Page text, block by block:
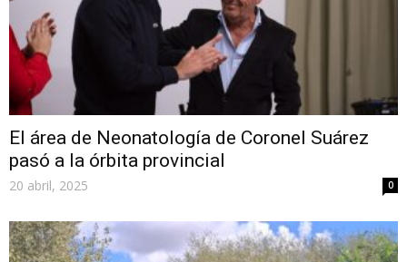
El área de Neonatología de Coronel Suárez
pasó a la órbita provincial
20 abril, 2025 0